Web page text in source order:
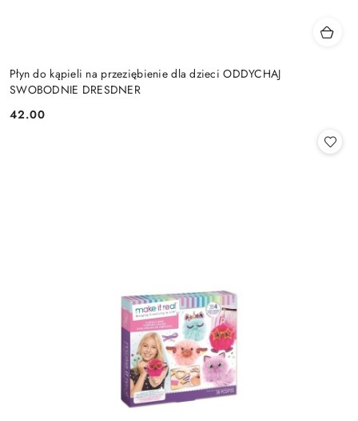
Płyn do kąpieli na przeziębienie dla dzieci ODDYCHAJ
SWOBODNIE DRESDNER
Cena:
42.00